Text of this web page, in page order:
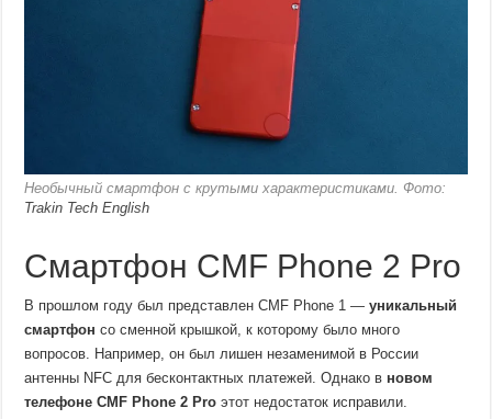
Необычный смартфон с крутыми характеристиками. Фото:
Trakin Tech English
Смартфон CMF Phone 2 Pro
В прошлом году был представлен CMF Phone 1 —уникальный
смартфон со сменной крышкой, к которому было много
вопросов. Например, он был лишен незаменимой в России
антенны NFC для бесконтактных платежей. Однако в новом
телефоне CMF Phone 2 Pro этот недостаток исправили.